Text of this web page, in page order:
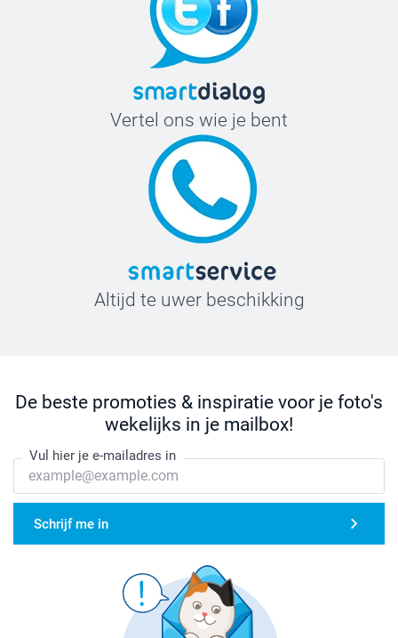
Vertel ons wie je bent
Altijd te uwer beschikking
De beste promoties & inspiratie voor je foto's
wekelijks in je mailbox!
Vul hier je e-mailadres in
Schrijf me in